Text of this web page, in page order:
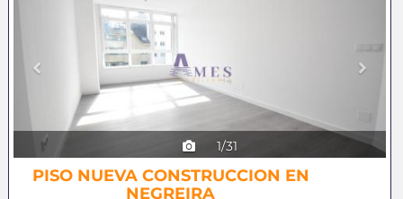
1/31
PISO NUEVA CONSTRUCCION EN
NEGREIRA